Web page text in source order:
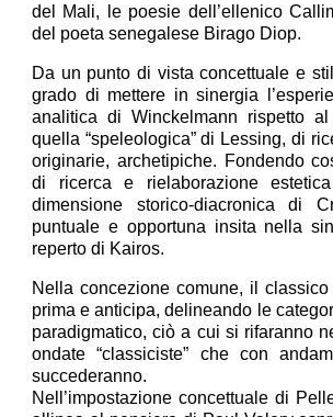
del Mali, le poesie dell’ellenico
del poeta senegalese Birago Diop.
Da un punto di vista concettuale e
grado di mettere in sinergia
analitica di Winckelmann rispetto
quella “speleologica” di Lessing, di
originarie, archetipiche. Fondendo
di ricerca e rielaborazione
dimensione storico-diacronica di
puntuale e opportuna insita nella
reperto di Kairos.
Nella concezione comune, il
prima e anticipa, delineando le
paradigmatico, ciò a cui si rifaranno
ondate “classiciste” che con
succederanno.
Nell’impostazione concettuale di